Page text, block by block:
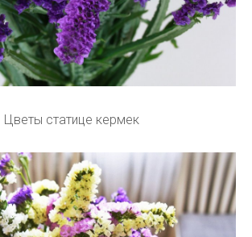
Цветы статице кермек